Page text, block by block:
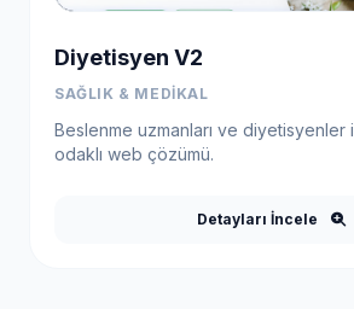
Diyetisyen V2
SAĞLIK & MEDIKAL
Beslenme uzmanları ve diyetisyenler
odaklı web çözümü.
Detayları İncele